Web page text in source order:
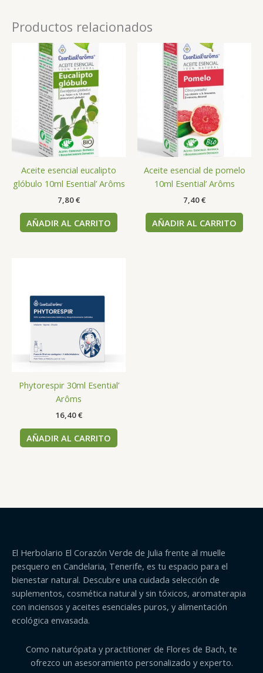
Productos relacionados
Aceite esencial eucalipto
glóbulo 10ml Esential’ Arôms
7,80€
AÑADIR AL CARRITO
Aceite esencial de pomelo
10ml Esential’ Arôms
7,40€
AÑADIR AL CARRITO
Phytorespir 30ml Esential’
Arôms
16,40€
AÑADIR AL CARRITO
El Herbolario El Corazón Verde de Julia frente al muelle
pesquero en Candelaria, Tenerife, es tu espacio para el
bienestar natural. Descubre una cuidada selección de
suplementos, cosmética natural y sin tóxicos, aromaterapia
con inciensos y aceites esenciales puros, y alimentación
ecológica envasada.
Como naturópata y practitioner de Flores de Bach, te
ofrezco un asesoramiento personalizado y experto.